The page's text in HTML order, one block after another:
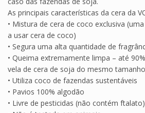
As principais características da cera da
• Mistura de cera de coco exclusiva
a usar cera de coco)
• Segura uma alta quantidade de
• Queima extremamente limpa – até
vela de cera de soja do mesmo
• Utiliza coco de fazendas sustentáveis
• Pavios 100% algodão
• Livre de pesticidas (não contém ftalato)